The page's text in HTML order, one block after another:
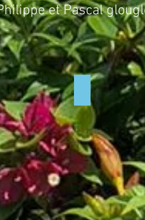
la clim belle installation